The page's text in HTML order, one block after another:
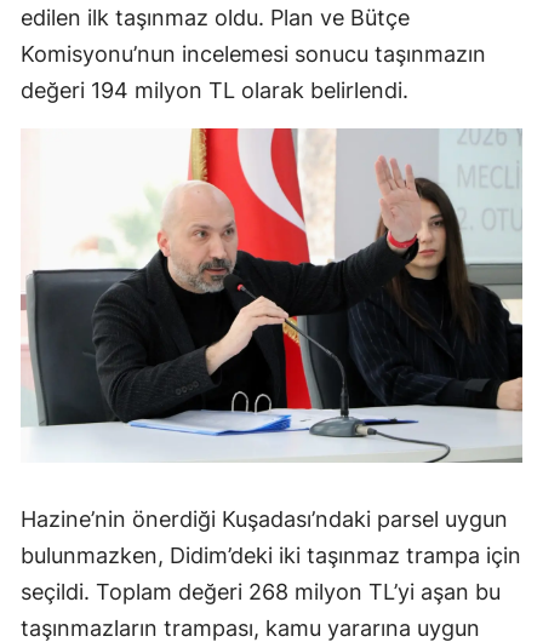
edilen ilk taşınmaz oldu. Plan ve Bütçe
Komisyonu’nun incelemesi sonucu taşınmazın
değeri 194 milyon TL olarak belirlendi.
Hazine’nin önerdiği Kuşadası’ndaki parsel uygun
bulunmazken, Didim’deki iki taşınmaz trampa için
seçildi. Toplam değeri 268 milyon TL’yi aşan bu
taşınmazların trampası, kamu yararına uygun